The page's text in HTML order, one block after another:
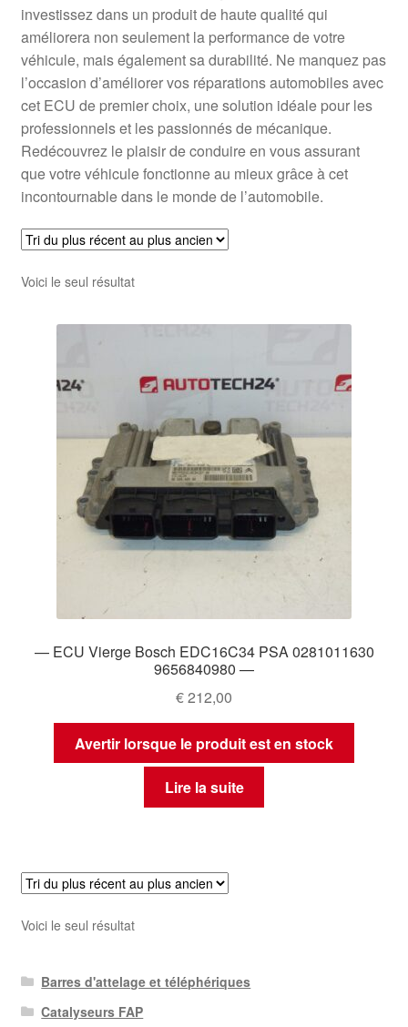
investissez dans un produit de haute qualité qui
améliorera non seulement la performance de votre
véhicule, mais également sa durabilité. Ne manquez pas
l’occasion d’améliorer vos réparations automobiles avec
cet ECU de premier choix, une solution idéale pour les
professionnels et les passionnés de mécanique.
Redécouvrez le plaisir de conduire en vous assurant
que votre véhicule fonctionne au mieux grâce à cet
incontournable dans le monde de l’automobile.
Voici le seul résultat
— ECU Vierge Bosch EDC16C34 PSA 0281011630
9656840980 —
€212,00
Avertir lorsque le produit est en stock
Lire la suite
Voici le seul résultat
Barres d'attelage et téléphériques
Catalyseurs FAP